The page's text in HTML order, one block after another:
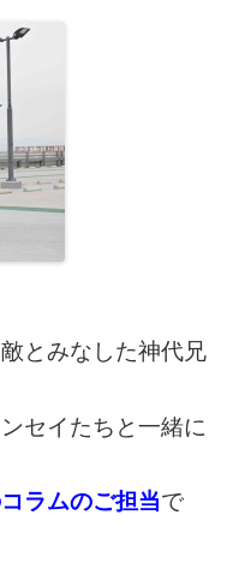
とみなした神代兄
セイたちと一緒に
ラムのご担当で